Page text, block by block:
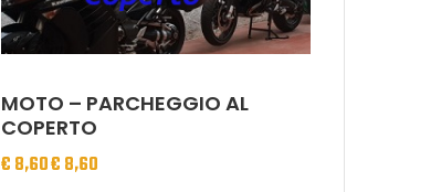
MOTO – PARCHEGGIO AL
COPERTO
€8,60€8,60